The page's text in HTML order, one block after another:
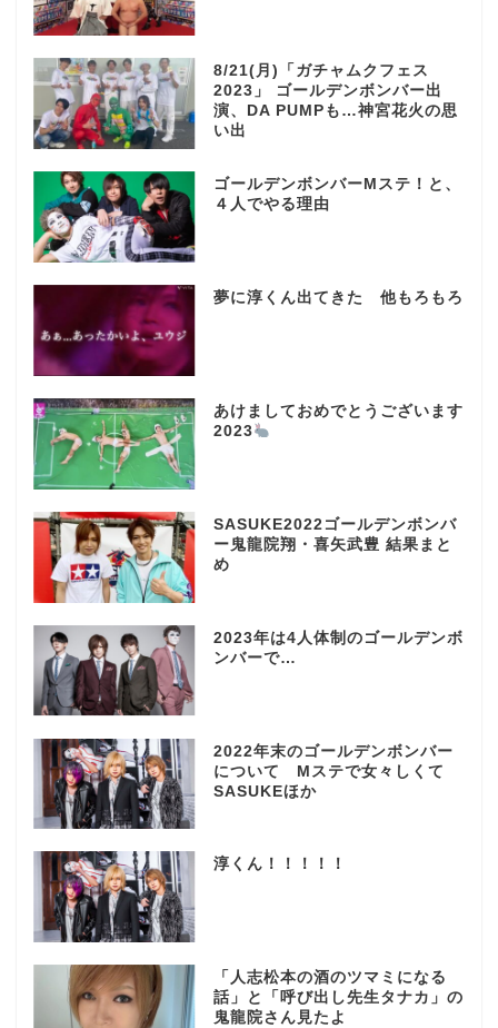
8/21(月)「ガチャムクフェス
2023」 ゴールデンボンバー出
演、DA PUMPも…神宮花火の思
い出
ゴールデンボンバーMステ！と、
４人でやる理由
夢に淳くん出てきた 他もろもろ
あけましておめでとうございます
2023
SASUKE2022ゴールデンボンバ
ー鬼龍院翔・喜矢武豊 結果まと
め
2023年は4人体制のゴールデンボ
ンバーで…
2022年末のゴールデンボンバー
について Mステで女々しくて
SASUKEほか
淳くん！！！！！
「人志松本の酒のツマミになる
話」と「呼び出し先生タナカ」の
鬼龍院さん見たよ